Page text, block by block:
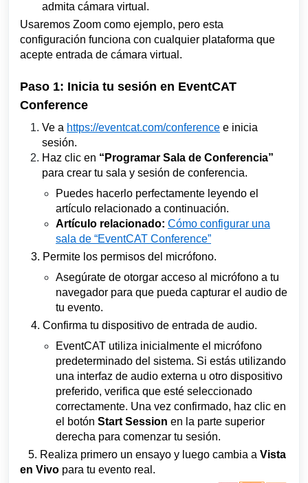
admita cámara virtual.
Usaremos Zoom como ejemplo, pero esta
configuración funciona con cualquier plataforma que
acepte entrada de cámara virtual.
Paso 1: Inicia tu sesión en EventCAT
Conference
Ve a https://eventcat.com/conference e inicia
sesión.
Haz clic en “Programar Sala de Conferencia”
para crear tu sala y sesión de conferencia.
Puedes hacerlo perfectamente leyendo el
artículo relacionado a continuación.
Artículo relacionado: Cómo configurar una
sala de “EventCAT Conference”
3. Permite los permisos del micrófono.
Asegúrate de otorgar acceso al micrófono a tu
navegador para que pueda capturar el audio de
tu evento.
4. Confirma tu dispositivo de entrada de audio.
EventCAT utiliza inicialmente el micrófono
predeterminado del sistema. Si estás utilizando
una interfaz de audio externa u otro dispositivo
preferido, verifica que esté seleccionado
correctamente. Una vez confirmado, haz clic en
el botón Start Session en la parte superior
derecha para comenzar tu sesión.
5. Realiza primero un ensayo y luego cambia a Vista
en Vivo para tu evento real.